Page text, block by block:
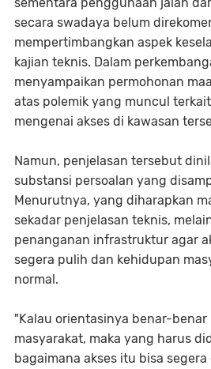
secara swadaya belum
mempertimbangkan aspek
kajian teknis. Dalam
menyampaikan permohonan
atas polemik yang muncul
mengenai akses di kawasan
Namun, penjelasan tersebut
substansi persoalan yang
Menurutnya, yang diharapkan
sekadar penjelasan teknis,
penanganan infrastruktur agar
segera pulih dan kehidupan
normal.
"Kalau orientasinya benar-
masyarakat, maka yang harus
bagaimana akses itu bisa